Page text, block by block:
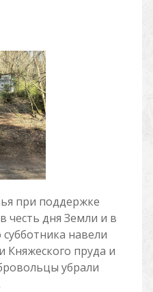
при поддержке
честь дня Земли и в
субботника навели
Княжеского пруда и
убрали